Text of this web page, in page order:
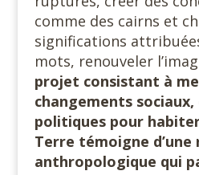
comme des cairns et
significations
mots, renouveler
projet consistant à
changements
politiques pour
Terre témoigne
anthropologique qui